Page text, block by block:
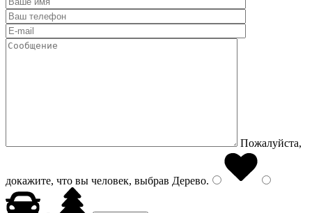
Пожалуйста,
докажите, что вы человек, выбрав Дерево.